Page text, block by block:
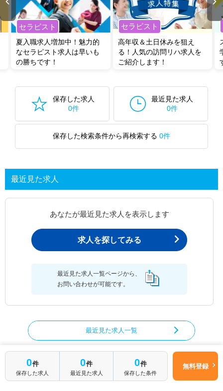
セラピスト
夏入職求人増加中！魅力的
なセラピスト求人は早いも
の勝ちです！
セラピスト
高年収＆土日休みを狙え
る！人気の訪問リハ求人を
ご紹介します！
保存した求人
0件
最近見た求人
0件
保存した検索条件から再検索する 0件
最近見た求人
あなたが最近見た求人を表示します
求人を探してみる
最近見た求人一覧ページから、
お問い合わせが可能です。
最近見た求人一覧
0件
保存した求人
0件
最近見た求人
0件
保存した条件
無料登録
言語聴覚士の求人を絞り込む